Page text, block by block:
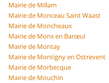
Mairie de Millam
Mairie de Monceau Saint Waast
Mairie de Moncheaux
Mairie de Mons en Barœul
Mairie de Montay
Mairie de Montigny en Ostrevent
Mairie de Morbecque
Mairie de Mouchin